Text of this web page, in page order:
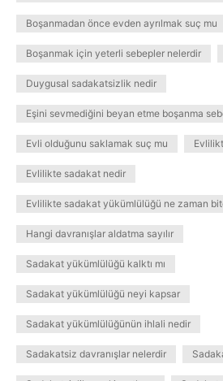
Boşanmadan önce evden ayrılmak suç mu
Boşanmak için yeterli sebepler nelerdir
Duygusal sadakatsizlik nedir
Eşini sevmediğini beyan etme boşanma
Evli olduğunu saklamak suç mu
Evlilikte sadakat nedir
Evlilikte sadakat yükümlülüğü ne zaman
Hangi davranışlar aldatma sayılır
Sadakat yükümlülüğü kalktı mı
Sadakat yükümlülüğü neyi kapsar
Sadakat yükümlülüğünün ihlali nedir
Sadakatsiz davranışlar nelerdir